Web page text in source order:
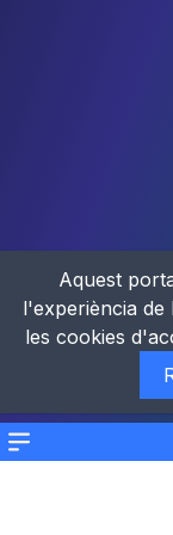
Menu
Aquest
l'experiència
les cookies